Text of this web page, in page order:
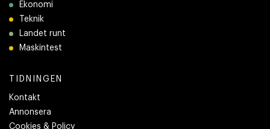
Ekonomi
Teknik
Landet runt
Maskintest
TIDNINGEN
Kontakt
Annonsera
Cookies & Policy